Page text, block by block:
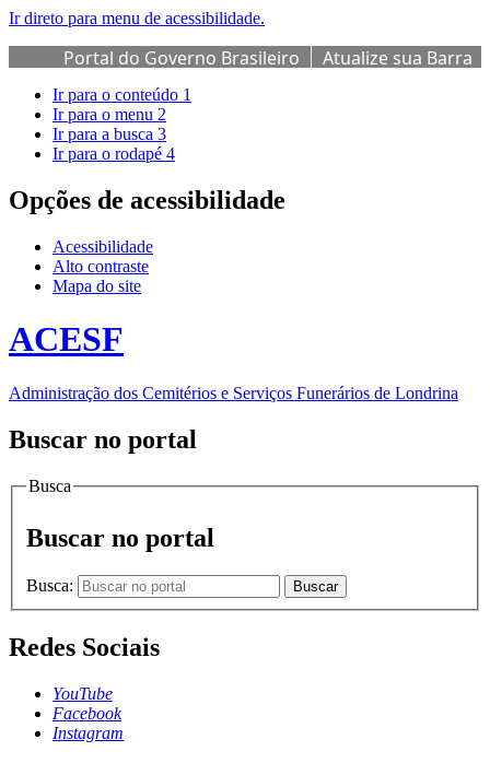
Ir direto para menu de acessibilidade.
Portal do Governo Brasileiro
Atualize sua Barra
de Governo
Ir para o conteúdo 1
Ir para o menu 2
Ir para a busca 3
Ir para o rodapé 4
Opções de acessibilidade
Acessibilidade
Alto contraste
Mapa do site
ACESF
Administração dos Cemitérios e Serviços Funerários de Londrina
Buscar no portal
Busca
Buscar no portal
Busca: Buscar
Redes Sociais
YouTube
Facebook
Instagram